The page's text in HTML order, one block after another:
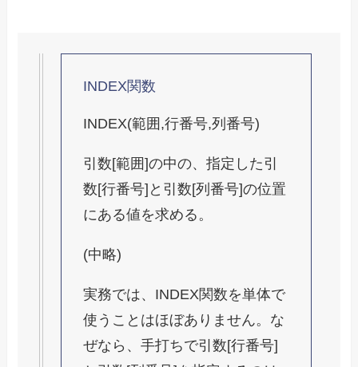
INDEX関数
INDEX(範囲,行番号,列番号)
引数[範囲]の中の、指定した引
数[行番号]と引数[列番号]の位置
にある値を求める。
(中略)
実務では、INDEX関数を単体で
使うことはほぼありません。な
ぜなら、手打ちで引数[行番号]